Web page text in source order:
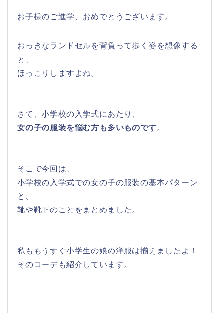
お子様のご進学、おめでとうございます。
おっきなランドセルを背負って歩く姿を想像する
と、
ほっこりしますよね。
さて、小学校の入学式にあたり、
女の子の服装を悩む方も多いものです。
そこで今回は、
小学校の入学式での女の子の服装の基本パターン
と、
靴や靴下のことをまとめました。
私ももうすぐ小学生の娘の洋服は揃えましたよ！
そのコーデも紹介しています。